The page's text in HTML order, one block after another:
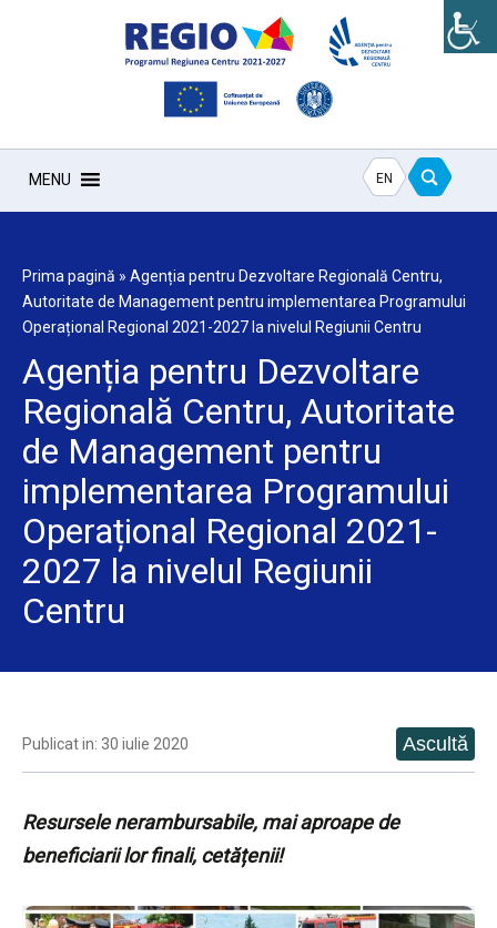
MENU EN
Prima pagină » Agenția pentru Dezvoltare Regională Centru,
Autoritate de Management pentru implementarea Programului
Operațional Regional 2021-2027 la nivelul Regiunii Centru
Agenția pentru Dezvoltare
Regională Centru, Autoritate
de Management pentru
implementarea Programului
Operațional Regional 2021-
2027 la nivelul Regiunii
Centru
Publicat in: 30 iulie 2020
Resursele nerambursabile, mai aproape de
beneficiarii lor finali, cetățenii!